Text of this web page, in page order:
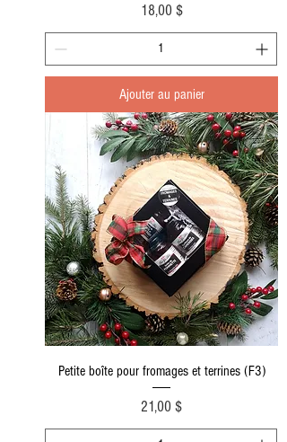
Prix
18,00 $
Ajouter au panier
Petite boîte pour fromages et terrines (F3)
Prix
21,00 $